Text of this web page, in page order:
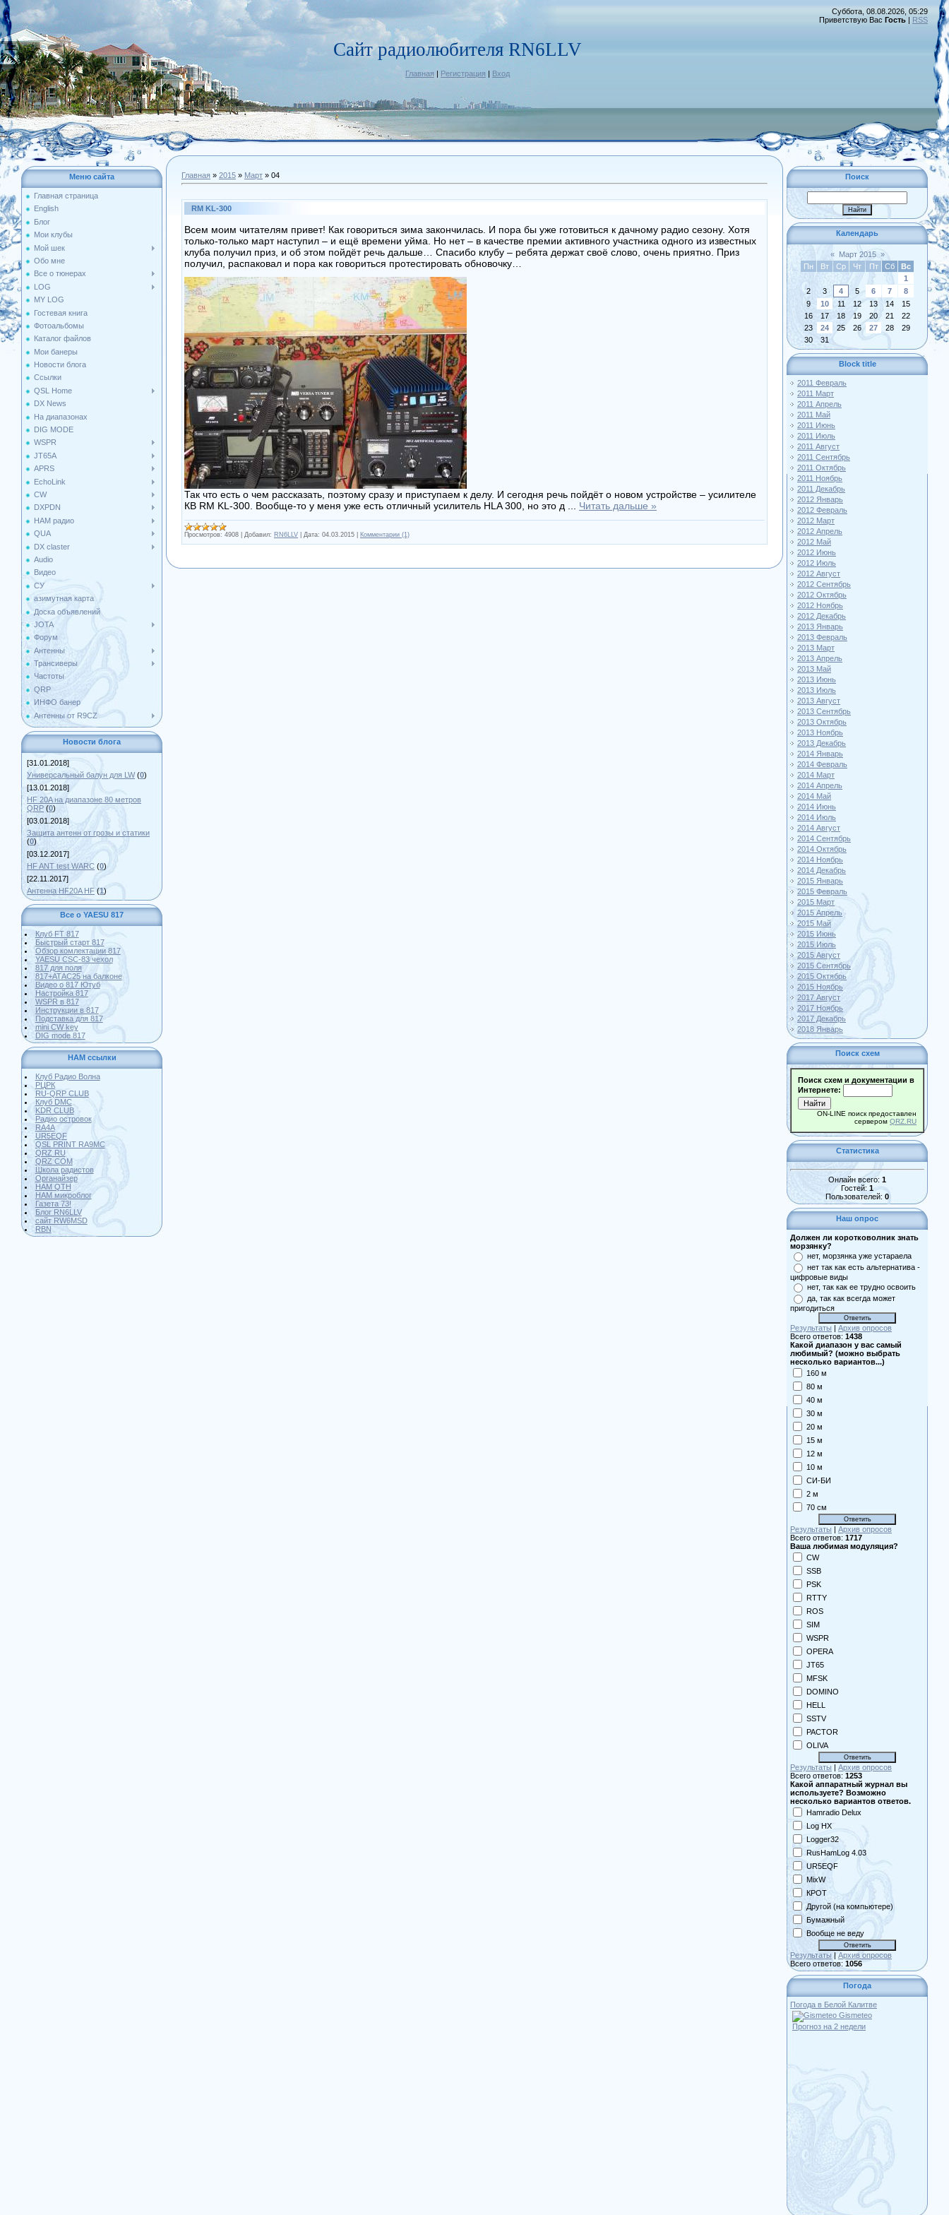
Сайт радиолюбителя RN6LLV
Главная | Регистрация | Вход
Суббота, 08.08.2026, 05:29
Приветствую Вас Гость | RSS
Меню сайта
Главная страница
English
Блог
Мои клубы
Мой шек
Обо мне
Все о тюнерах
LOG
MY LOG
Гостевая книга
Фотоальбомы
Каталог файлов
Мои банеры
Новости блога
Ссылки
QSL Home
DX News
На диапазонах
DIG MODE
WSPR
JT65A
APRS
EchoLink
CW
DXPDN
HAM радио
QUA
DX claster
Audio
Видео
СУ
азимутная карта
Доска объявлений
JOTA
Форум
Антенны
Трансиверы
Частоты
QRP
ИНФО банер
Антенны от R9CZ
Новости блога
[31.01.2018]
Универсальный балун для LW (0)
[13.01.2018]
HF 20A на диапазоне 80 метров
QRP (0)
[03.01.2018]
Защита антенн от грозы и статики
(0)
[03.12.2017]
HF ANT test WARC (0)
[22.11.2017]
Антенна HF20A HF (1)
Все о YAESU 817
Клуб FT 817
Быстрый старт 817
Обзор комлектации 817
YAESU CSC-83 чехол
817 для поля
817+АТАС25 на балконе
Видео о 817 Ютуб
Настройка 817
WSPR в 817
Инструкции в 817
Подставка для 817
mini CW key
DIG mode 817
HAM ссылки
Клуб Радио Волна
РЦРК
RU-QRP CLUB
Клуб DMC
KDR CLUB
Радио островок
RA4A
UR5EQF
QSL PRINT RA9MC
QRZ RU
QRZ COM
Школа радистов
Органайзер
HAM QTH
HAM микроблог
Газета 73!
Блог RN6LLV
сайт RW6MSD
RBN
Главная » 2015 » Март » 04
RM KL-300
Всем моим читателям привет! Как говориться зима закончилась. И пора бы уже готовиться к дачному радио сезону. Хотя
только-только март наступил – и ещё времени уйма. Но нет – в качестве премии активного участника одного из известных
клуба получил приз, и об этом пойдёт речь дальше… Спасибо клубу – ребята держат своё слово, очень приятно. Приз
получил, распаковал и пора как говориться протестировать обновочку…
Так что есть о чем рассказать, поэтому сразу и приступаем к делу. И сегодня речь пойдёт о новом устройстве – усилителе
КВ RM KL-300. Вообще-то у меня уже есть отличный усилитель HLA 300, но это д
Читать дальше »
Просмотров: 4908 Добавил: RN6LLV Дата: 04.03.2015 Комментарии (1)
Поиск
Календарь
« Март 2015 »
Пн
Вт Ср Чт Пт Сб
Вс
1
2
3 4 5 6 7
8
9
10 11 12 13 14
15
16
17 18 19 20 21
22
23
24 25 26 27 28
29
30
31
Block title
2011 Февраль
2011 Март
2011 Апрель
2011 Май
2011 Июнь
2011 Июль
2011 Август
2011 Сентябрь
2011 Октябрь
2011 Ноябрь
2011 Декабрь
2012 Январь
2012 Февраль
2012 Март
2012 Апрель
2012 Май
2012 Июнь
2012 Июль
2012 Август
2012 Сентябрь
2012 Октябрь
2012 Ноябрь
2012 Декабрь
2013 Январь
2013 Февраль
2013 Март
2013 Апрель
2013 Май
2013 Июнь
2013 Июль
2013 Август
2013 Сентябрь
2013 Октябрь
2013 Ноябрь
2013 Декабрь
2014 Январь
2014 Февраль
2014 Март
2014 Апрель
2014 Май
2014 Июнь
2014 Июль
2014 Август
2014 Сентябрь
2014 Октябрь
2014 Ноябрь
2014 Декабрь
2015 Январь
2015 Февраль
2015 Март
2015 Апрель
2015 Май
2015 Июнь
2015 Июль
2015 Август
2015 Сентябрь
2015 Октябрь
2015 Ноябрь
2017 Август
2017 Ноябрь
2017 Декабрь
2018 Январь
Поиск схем
Поиск схем и документации в
Интернете:
ON-LINE поиск предоставлен
сервером QRZ.RU
Статистика
Онлайн всего: 1
Гостей: 1
Пользователей: 0
Наш опрос
Должен ли коротковолник знать
морзянку?
нет, морзянка уже устараела
нет так как есть альтернатива -
цифровые виды
нет, так как ее трудно освоить
да, так как всегда может
пригодиться
Результаты | Архив опросов
Всего ответов: 1438
Какой диапазон у вас самый
любимый? (можно выбрать
несколько вариантов...)
160 м
80 м
40 м
30 м
20 м
15 м
12 м
10 м
СИ-БИ
2 м
70 см
Результаты | Архив опросов
Всего ответов: 1717
Ваша любимая модуляция?
CW
SSB
PSK
RTTY
ROS
SIM
WSPR
OPERA
JT65
MFSK
DOMINO
HELL
SSTV
PACTOR
OLIVA
Результаты | Архив опросов
Всего ответов: 1253
Какой аппаратный журнал вы
используете? Возможно
несколько вариантов ответов.
Hamradio Delux
Log HX
Logger32
RusHamLog 4.03
UR5EQF
MixW
КРОТ
Другой (на компьютере)
Бумажный
Вообще не веду
Результаты | Архив опросов
Всего ответов: 1056
Погода
Погода в Белой Калитве
Gismeteo
Прогноз на 2 недели